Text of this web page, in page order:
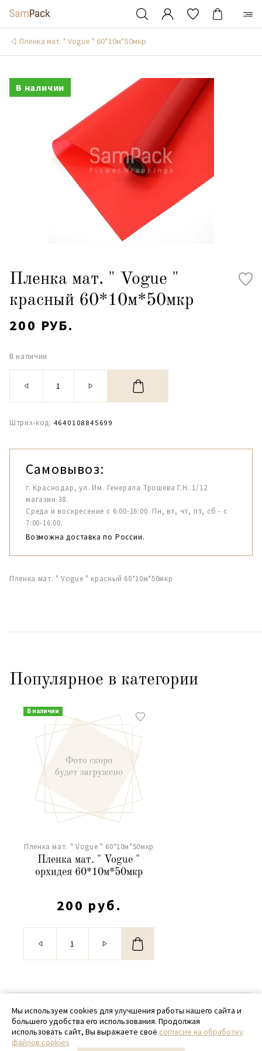
Пленка мат. " Vogue " 60*10м*50мкр
В наличии
Пленка мат. " Vogue "
красный 60*10м*50мкр
200 РУБ.
В наличии
Штрих-код: 4640108845699
Самовывоз:
г. Краснодар, ул. Им. Генерала Трошева Г.Н. 1/12
магазин 38.
Среда и воскресение с 6:00-16:00. Пн, вт, чт, пт, сб - с
7:00-16:00.
Возможна доставка по России.
Пленка мат. " Vogue " красный 60*10м*50мкр
Популярное в категории
В наличии
Пленка мат. " Vogue " 60*10м*50мкр
Пленка мат. " Vogue "
орхидея 60*10м*50мкр
200 руб.
© 2020 - 2026 SamPack
+ 7 (918) 699-97-87
zakaz@sampack.store
Мы используем cookies для улучшения работы нашего сайта и
большего удобства его использования. Продолжая
использовать сайт, Вы выражаете своё согласие на обработку
файлов cookies